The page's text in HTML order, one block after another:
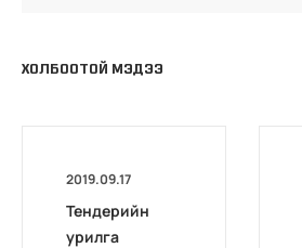
ХОЛБООТОЙ МЭДЭЭ
2019.09.17
Тендерийн
урилга